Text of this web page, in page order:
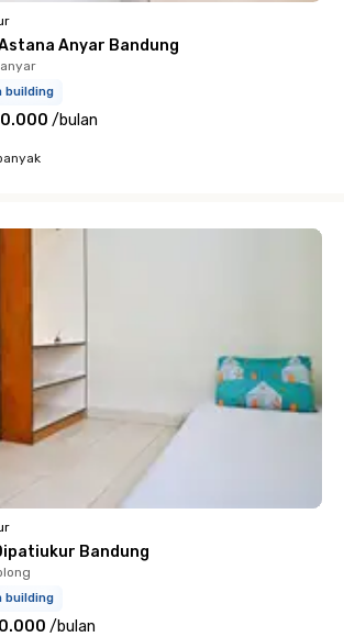
Anyar Bandung
building
/bulan
Bandung
building
/bulan